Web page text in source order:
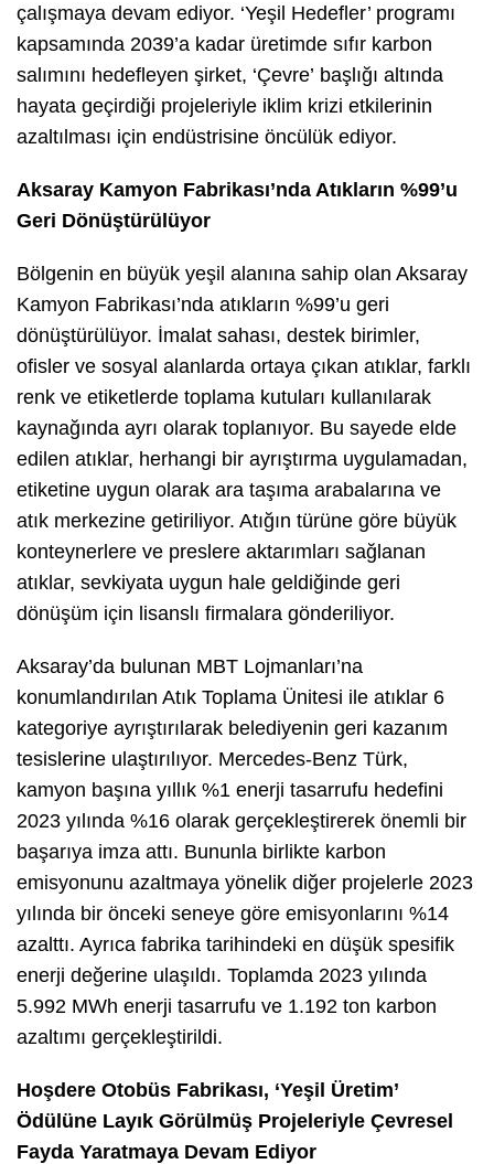
çalışmaya devam ediyor. ‘Yeşil Hedefler’ programı
kapsamında 2039’a kadar üretimde sıfır karbon
salımını hedefleyen şirket, ‘Çevre’ başlığı altında
hayata geçirdiği projeleriyle iklim krizi etkilerinin
azaltılması için endüstrisine öncülük ediyor.
Aksaray Kamyon Fabrikası’nda Atıkların %99’u
Geri Dönüştürülüyor
Bölgenin en büyük yeşil alanına sahip olan Aksaray
Kamyon Fabrikası’nda atıkların %99’u geri
dönüştürülüyor. İmalat sahası, destek birimler,
ofisler ve sosyal alanlarda ortaya çıkan atıklar, farklı
renk ve etiketlerde toplama kutuları kullanılarak
kaynağında ayrı olarak toplanıyor. Bu sayede elde
edilen atıklar, herhangi bir ayrıştırma uygulamadan,
etiketine uygun olarak ara taşıma arabalarına ve
atık merkezine getiriliyor. Atığın türüne göre büyük
konteynerlere ve preslere aktarımları sağlanan
atıklar, sevkiyata uygun hale geldiğinde geri
dönüşüm için lisanslı firmalara gönderiliyor.
Aksaray’da bulunan MBT Lojmanları’na
konumlandırılan Atık Toplama Ünitesi ile atıklar 6
kategoriye ayrıştırılarak belediyenin geri kazanım
tesislerine ulaştırılıyor. Mercedes-Benz Türk,
kamyon başına yıllık %1 enerji tasarrufu hedefini
2023 yılında %16 olarak gerçekleştirerek önemli bir
başarıya imza attı. Bununla birlikte karbon
emisyonunu azaltmaya yönelik diğer projelerle 2023
yılında bir önceki seneye göre emisyonlarını %14
azalttı. Ayrıca fabrika tarihindeki en düşük spesifik
enerji değerine ulaşıldı. Toplamda 2023 yılında
5.992 MWh enerji tasarrufu ve 1.192 ton karbon
azaltımı gerçekleştirildi.
Hoşdere Otobüs Fabrikası, ‘Yeşil Üretim’
Ödülüne Layık Görülmüş Projeleriyle Çevresel
Fayda Yaratmaya Devam Ediyor